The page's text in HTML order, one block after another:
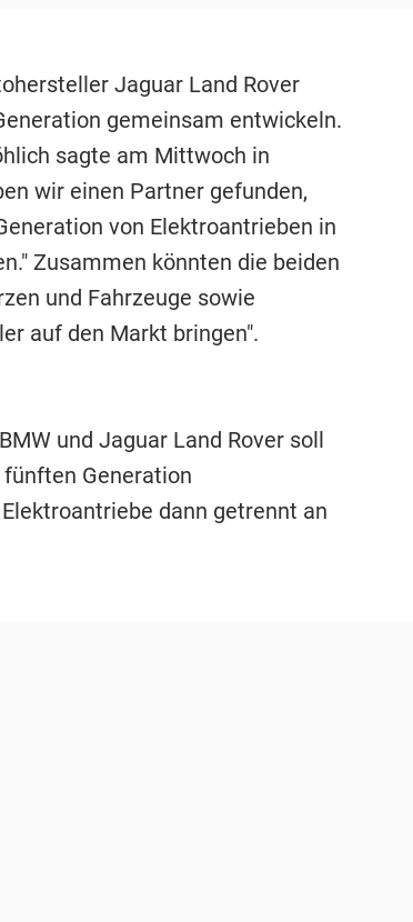
Jaguar Land Rover
gemeinsam entwickeln.
sagte am Mittwoch in
wir einen Partner gefunden,
von Elektroantrieben in
Zusammen könnten die beiden
und Fahrzeuge sowie
auf den Markt bringen".
und Jaguar Land Rover soll
Generation
dann getrennt an